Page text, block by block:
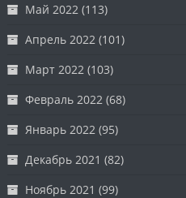
Май 2022 (113)
Апрель 2022 (101)
Март 2022 (103)
Февраль 2022 (68)
Январь 2022 (95)
Декабрь 2021 (82)
Ноябрь 2021 (99)